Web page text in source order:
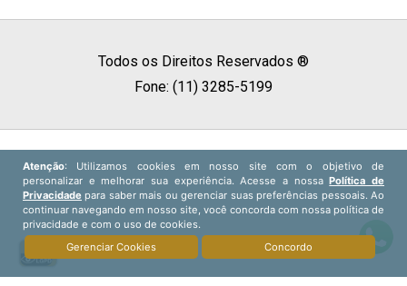
Todos os Direitos Reservados ®
Fone: (11) 3285-5199